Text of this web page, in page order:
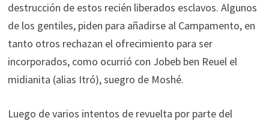
destrucción de estos recién liberados esclavos. Algunos
de los gentiles, piden para añadirse al Campamento, en
tanto otros rechazan el ofrecimiento para ser
incorporados, como ocurrió con Jobeb ben Reuel el
midianita (alias Itró), suegro de Moshé.
Luego de varios intentos de revuelta por parte del